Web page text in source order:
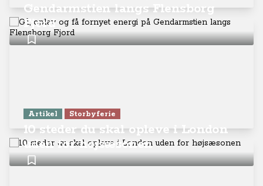
Gendarmstien langs Flensborg
Fjord
Artikel Storbyferie
10 steder du skal opleve i London
uden for højsæsonen